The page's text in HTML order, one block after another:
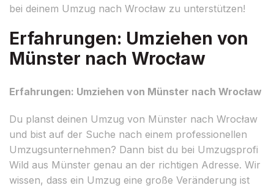
bei deinem Umzug nach Wrocław zu unterstützen!
Erfahrungen: Umziehen von
Münster nach Wrocław
Erfahrungen: Umziehen von Münster nach Wrocław
Du planst deinen Umzug von Münster nach Wrocław
und bist auf der Suche nach einem professionellen
Umzugsunternehmen? Dann bist du bei Umzugsprofi
Wild aus Münster genau an der richtigen Adresse. Wir
wissen, dass ein Umzug eine große Veränderung ist